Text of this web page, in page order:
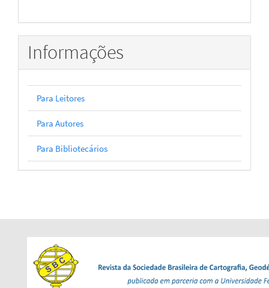
Informações
Para Leitores
Para Autores
Para Bibliotecários